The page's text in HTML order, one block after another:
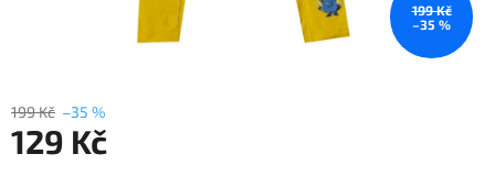
199 Kč
–35 %
199 Kč –35 %
129 Kč